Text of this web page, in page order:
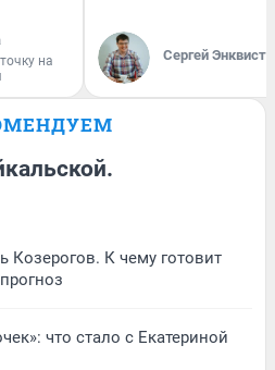
на
Сергей Энквист
Козерогов. К чему готовит
что стало с Екатериной